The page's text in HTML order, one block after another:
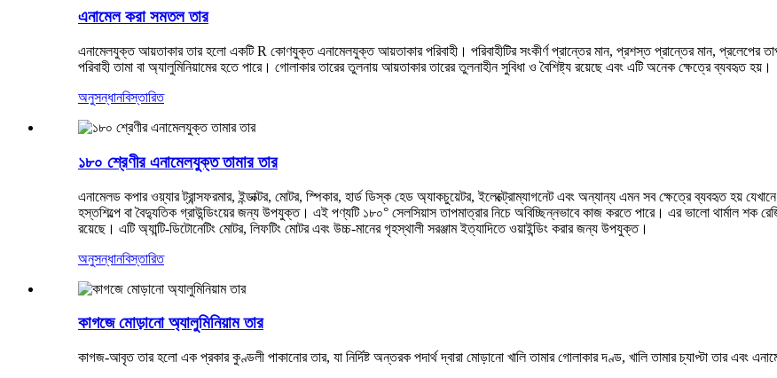
এনামেল করা সমতল তার
এনামেলযুক্ত আয়তাকার তার হলো একটি R কোণযুক্ত এনামেলযুক্ত আয়তাকার পরিবাহী। পরিবাহীটির সংকীর্ণ প্রান্তের মান, প্রশস্ত প্রান্তের মান, প্রলেপের
পরিবাহী তামা বা অ্যালুমিনিয়ামের হতে পারে। গোলাকার তারের তুলনায় আয়তাকার তারের তুলনাহীন সুবিধা ও বৈশিষ্ট্য রয়েছে এবং এটি অনেক ক্ষেত্রে ব্যবহৃত হয়।
অনুসন্ধানবিস্তারিত
১৮০ শ্রেণীর এনামেলযুক্ত তামার তার
এনামেলড কপার ওয়্যার ট্রান্সফরমার, ইন্ডাক্টর, মোটর, স্পিকার, হার্ড ডিস্ক হেড অ্যাকচুয়েটর, ইলেক্ট্রোম্যাগনেট এবং অন্যান্য এমন সব ক্ষেত্রে ব্যবহৃত হয়
হস্তশিল্পে বা বৈদ্যুতিক গ্রাউন্ডিংয়ের জন্য উপযুক্ত। এই পণ্যটি ১৮০° সেলসিয়াস তাপমাত্রার নিচে অবিচ্ছিন্নভাবে কাজ করতে পারে। এর ভালো থার্মাল শক
রয়েছে। এটি অ্যান্টি-ডিটোনেটিং মোটর, লিফটিং মোটর এবং উচ্চ-মানের গৃহস্থালী সরঞ্জাম ইত্যাদিতে ওয়াইন্ডিং করার জন্য উপযুক্ত।
অনুসন্ধানবিস্তারিত
কাগজে মোড়ানো অ্যালুমিনিয়াম তার
কাগজ-আবৃত তার হলো এক প্রকার কুণ্ডলী পাকানোর তার, যা নির্দিষ্ট অন্তরক পদার্থ দ্বারা মোড়ানো খালি তামার গোলাকার দণ্ড, খালি তামার চ্যাপ্টা তার এবং